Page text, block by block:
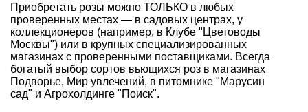
Приобретать розы можно ТОЛЬКО в любых
проверенных местах — в садовых центрах, у
коллекционеров (например, в Клубе "Цветоводы
Москвы") или в крупных специализированных
магазинах с проверенными поставщиками. Всегда
богатый выбор сортов вьющихся роз в магазинах
Подворье, Мир увлечений, в питомнике "Марусин
сад" и Агрохолдинге "Поиск".